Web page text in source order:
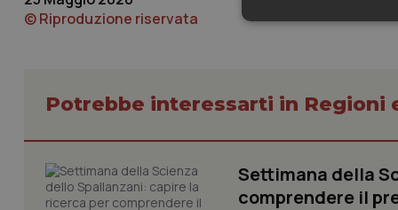
© Riproduzione riservata
Potrebbe interessarti in Regioni
Settimana della
comprendere il
I cookie necessari
e l'accesso alle aree